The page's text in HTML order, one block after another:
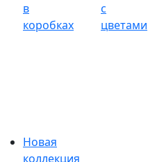
в
коробках
с
цветами
Новая
коллекция